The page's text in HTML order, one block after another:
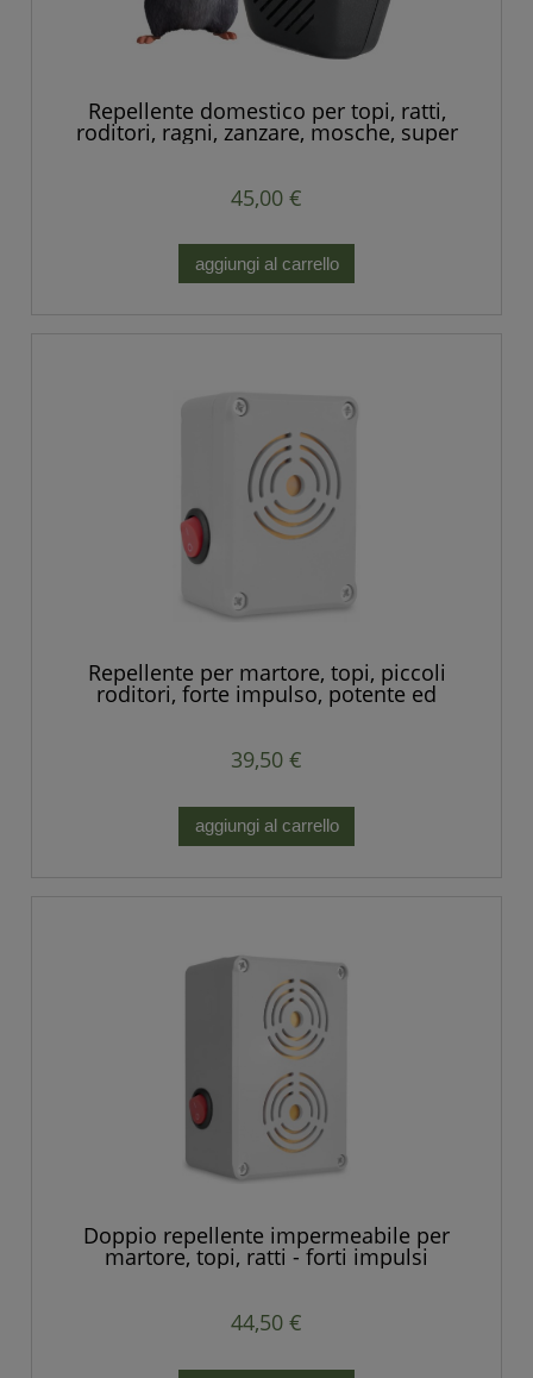
Repellente domestico per topi, ratti,
roditori, ragni, zanzare, mosche, super
45,00 €
aggiungi al carrello
Repellente per martore, topi, piccoli
roditori, forte impulso, potente ed
economico.
39,50 €
aggiungi al carrello
Doppio repellente impermeabile per
martore, topi, ratti - forti impulsi
44,50 €